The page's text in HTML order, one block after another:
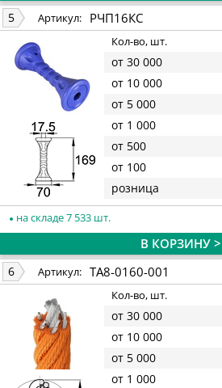
5 Артикул: РЧП16КС
Кол-во, шт.
от 30 000
от 10 000
от 5 000
от 1 000
от 500
от 100
розница
на складе 7 533 шт.
В КОРЗИНУ >
6 Артикул: TA8-0160-001
Кол-во, шт.
от 30 000
от 10 000
от 5 000
от 1 000